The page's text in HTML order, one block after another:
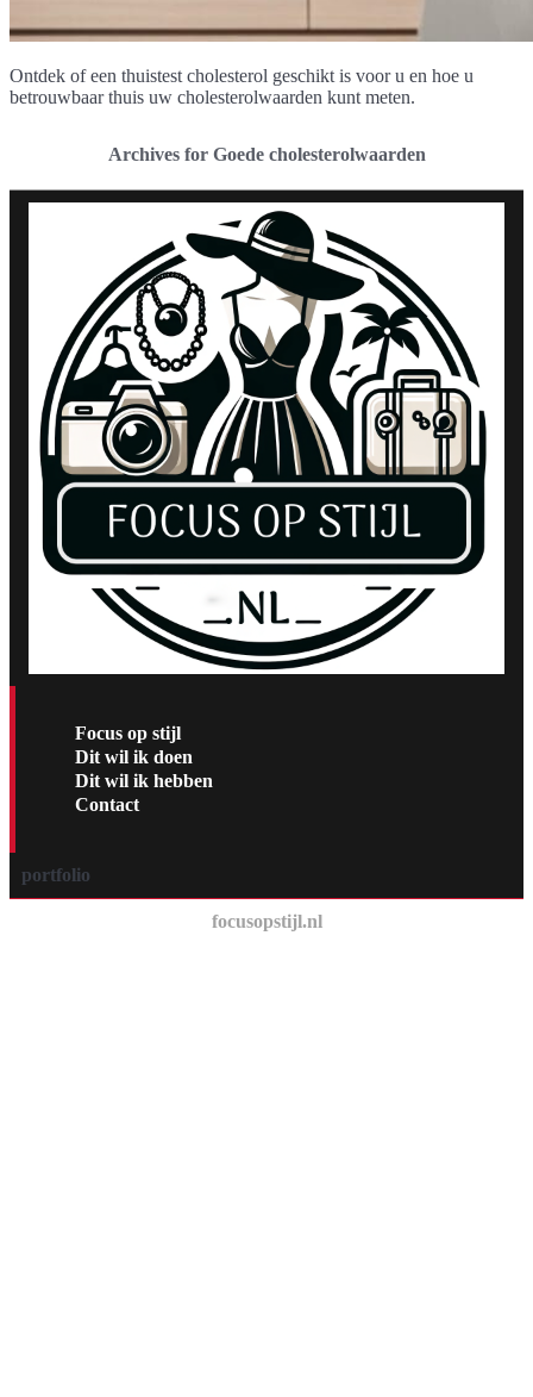
Ontdek of een thuistest cholesterol geschikt is voor u en hoe u
betrouwbaar thuis uw cholesterolwaarden kunt meten.
Archives for Goede cholesterolwaarden
Focus op stijl
Dit wil ik doen
Dit wil ik hebben
Contact
portfolio
focusopstijl.nl